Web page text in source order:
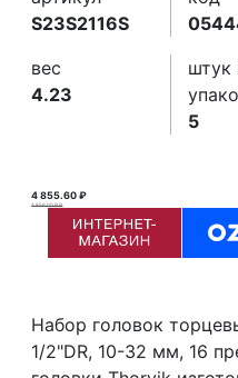
S23S2116S
вес
4.23
штук
5
4 855.60 ₽
4 856.00 ₽ ₽
Набор головок
1/2"DR, 10-32 мм, 16